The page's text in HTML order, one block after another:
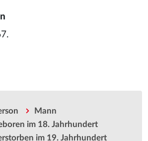
Mann
im 18. Jahrhundert
im 19. Jahrhundert